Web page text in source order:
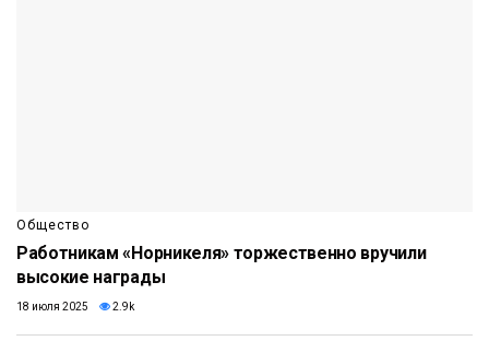
Общество
Работникам «Норникеля» торжественно вручили
высокие награды
18 июля 2025 2.9k